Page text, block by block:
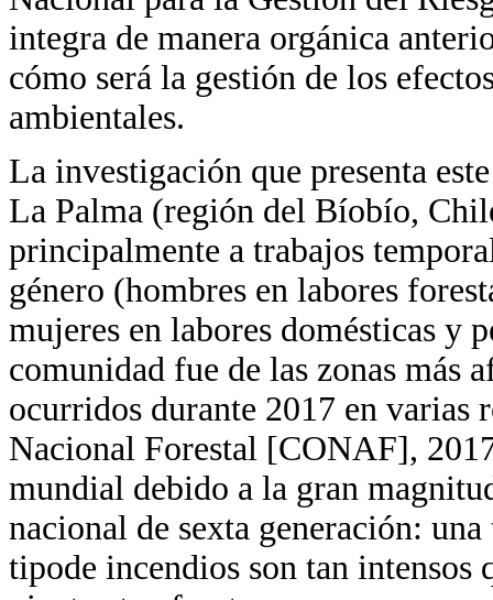
integra de manera orgánica
cómo será la gestión de los
ambientales.
La investigación que presenta
La Palma (región del Bíobío,
principalmente a trabajos
género (hombres en labores
mujeres en labores domésticas y
comunidad fue de las zonas más
ocurridos durante 2017 en varias
Nacional Forestal [CONAF],
mundial debido a la gran
nacional de sexta generación:
tipode incendios son tan intensos